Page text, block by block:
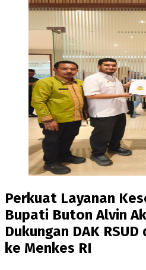
Perkuat Layanan
Bupati Buton Alvin
Dukungan DAK
ke Menkes RI